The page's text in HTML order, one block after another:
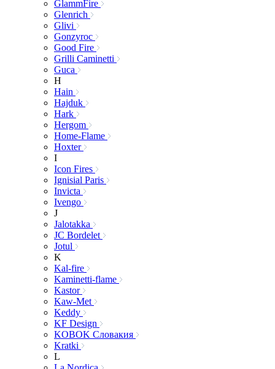
GlammFire
Glenrich
Glivi
Gonzyroc
Good Fire
Grilli Caminetti
Guca
H
Hain
Hajduk
Hark
Hergom
Home-Flame
Hoxter
I
Icon Fires
Ignisial Paris
Invicta
Ivengo
J
Jalotakka
JC Bordelet
Jotul
K
Kal-fire
Kaminetti-flame
Kastor
Kaw-Met
Keddy
KF Design
KOBOK Словакия
Kratki
L